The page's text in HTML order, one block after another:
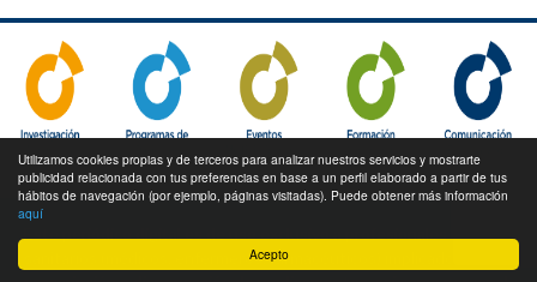
Acepto
Utilizamos cookies propias y de terceros para analizar nuestros servicios y mostrarte
publicidad relacionada con tus preferencias en base a un perfil elaborado a partir de tus
hábitos de navegación (por ejemplo, páginas visitadas). Puede obtener más información
aquí
sanitarios (médicos, enfermeros, farmacéuticos) implicados en la